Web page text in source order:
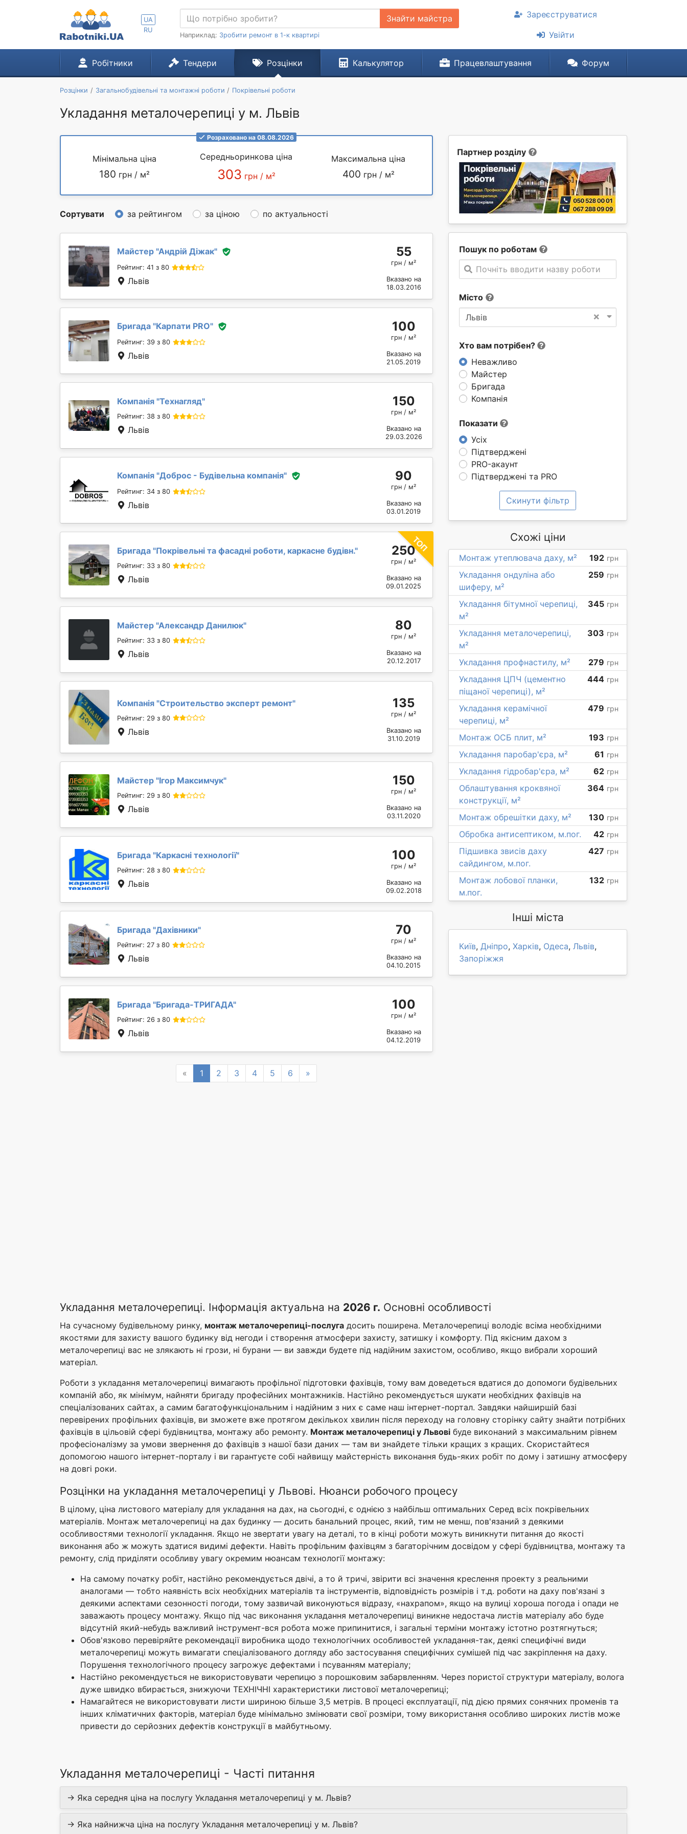
UA
RU
Знайти майстра
Наприклад: Зробити ремонт в 1-к квартирі
Зареєструватися
Увійти
Робітники Тендери Розцінки Калькулятор Працевлаштування Форум
Розцінки Загальнобудівельні та монтажні роботи Покрівельні роботи
Укладання металочерепиці у м. Львів
Партнер розділу
Пошук по роботам
Почніть вводити назву роботи
Місто
×
Львів
Хто вам потрібен?
Неважливо
Майстер
Бригада
Компанія
Показати
Усіх
Підтверджені
PRO-акаунт
Підтверджені та PRO
Скинути фільтр
Розраховано на 08.08.2026
Мінімальна ціна
180 грн / м²
Середньоринкова ціна
303 грн / м²
Максимальна ціна
400 грн / м²
Сортувати за рейтингом за ціною по актуальності
Майстер "Андрій Діжак"
Рейтинг: 41 з 80
Львів
55
грн / м²
Вказано на
18.03.2016
Бригада "Карпати PRO"
Рейтинг: 39 з 80
Львів
100
грн / м²
Вказано на
21.05.2019
Компанія "Технагляд"
Рейтинг: 38 з 80
Львів
150
грн / м²
Вказано на
29.03.2026
Компанія "Доброс - Будівельна компанія"
Рейтинг: 34 з 80
Львів
90
грн / м²
Вказано на
03.01.2019
Бригада "Покрівельні та фасадні роботи, каркасне будівн."
Рейтинг: 33 з 80
Львів
250
грн / м²
Вказано на
09.01.2025
Майстер "Александр Данилюк"
Рейтинг: 33 з 80
Львів
80
грн / м²
Вказано на
20.12.2017
Компанія "Строительство эксперт ремонт"
Рейтинг: 29 з 80
Львів
135
грн / м²
Вказано на
31.10.2019
Майстер "Ігор Максимчук"
Рейтинг: 29 з 80
Львів
150
грн / м²
Вказано на
03.11.2020
Бригада "Каркасні технології"
Рейтинг: 28 з 80
Львів
100
грн / м²
Вказано на
09.02.2018
Бригада "Дахівники"
Рейтинг: 27 з 80
Львів
70
грн / м²
Вказано на
04.10.2015
Бригада "Бригада-ТРИГАДА"
Рейтинг: 26 з 80
Львів
100
грн / м²
Вказано на
04.12.2019
« Previous
1 2 3 4 5 6 »
Схожі ціни
Монтаж утеплювача даху, м² 192 грн
Укладання ондуліна або
шиферу, м²
259 грн
Укладання бітумної черепиці,
м²
345 грн
Укладання металочерепиці,
м²
303 грн
Укладання профнастилу, м² 279 грн
Укладання ЦПЧ (цементно
піщаної черепиці), м²
444 грн
Укладання керамічної
черепиці, м²
479 грн
Монтаж ОСБ плит, м² 193 грн
Укладання паробар'єра, м² 61 грн
Укладання гідробар'єра, м² 62 грн
Облаштування кроквяної
конструкції, м²
364 грн
Монтаж обрешітки даху, м² 130 грн
Обробка антисептиком, м.пог. 42 грн
Підшивка звисів даху
сайдингом, м.пог.
427 грн
Монтаж лобової планки,
м.пог.
132 грн
Інші міста
Київ, Дніпро, Харків, Одеса, Львів,
Запоріжжя
Укладання металочерепиці. Інформація актуальна на 2026 г. Основні особливості
На сучасному будівельному ринку, монтаж металочерепиці-послуга досить поширена. Металочерепиці володіє всіма необхідними
якостями для захисту вашого будинку від негоди і створення атмосфери захисту, затишку і комфорту. Під якісним дахом з
металочерепиці вас не злякають ні грози, ні бурани — ви завжди будете під надійним захистом, особливо, якщо вибрали хороший
матеріал.
Роботи з укладання металочерепиці вимагають профільної підготовки фахівців, тому вам доведеться вдатися до допомоги будівельних
компаній або, як мінімум, найняти бригаду професійних монтажників. Настійно рекомендується шукати необхідних фахівців на
спеціалізованих сайтах, а самим багатофункціональним і надійним з них є саме наш інтернет-портал. Завдяки найширшій базі
перевірених профільних фахівців, ви зможете вже протягом декількох хвилин після переходу на головну сторінку сайту знайти потрібних
фахівців в цільовій сфері будівництва, монтажу або ремонту. Монтаж металочерепиці у Львові буде виконаний з максимальним рівнем
професіоналізму за умови звернення до фахівців з нашої бази даних — там ви знайдете тільки кращих з кращих. Скористайтеся
допомогою нашого інтернет-порталу і ви гарантуєте собі найвищу майстерність виконання будь-яких робіт по дому і затишну атмосферу
на довгі роки.
Розцінки на укладання металочерепиці у Львові. Нюанси робочого процесу
В цілому, ціна листового матеріалу для укладання на дах, на сьогодні, є однією з найбільш оптимальних Серед всіх покрівельних
матеріалів. Монтаж металочерепиці на дах будинку — досить банальний процес, який, тим не менш, пов'язаний з деякими
особливостями технології укладання. Якщо не звертати увагу на деталі, то в кінці роботи можуть виникнути питання до якості
виконання або ж можуть здатися видимі дефекти. Навіть профільним фахівцям з багаторічним досвідом у сфері будівництва, монтажу та
ремонту, слід приділяти особливу увагу окремим нюансам технології монтажу:
На самому початку робіт, настійно рекомендується двічі, а то й тричі, звірити всі значення креслення проекту з реальними
аналогами — тобто наявність всіх необхідних матеріалів та інструментів, відповідність розмірів і т.д. роботи на даху пов'язані з
деякими аспектами сезонності погоди, тому зазвичай виконуються відразу, «нахрапом», якщо на вулиці хороша погода і опади не
заважають процесу монтажу. Якщо під час виконання укладання металочерепиці виникне недостача листів матеріалу або буде
відсутній який-небудь важливий інструмент-вся робота може припинитися, і загальні терміни монтажу істотно розтягнуться;
Обов'язково перевіряйте рекомендації виробника щодо технологічних особливостей укладання-так, деякі специфічні види
металочерепиці можуть вимагати спеціалізованого догляду або застосування специфічних сумішей під час закріплення на даху.
Порушення технологічного процесу загрожує дефектами і псуванням матеріалу;
Настійно рекомендується не використовувати черепицю з порошковим забарвленням. Через пористої структури матеріалу, волога
дуже швидко вбирається, знижуючи ТЕХНІЧНІ характеристики листової металочерепиці;
Намагайтеся не використовувати листи шириною більше 3,5 метрів. В процесі експлуатації, під дією прямих сонячних променів та
інших кліматичних факторів, матеріал буде мінімально змінювати свої розміри, тому використання особливо широких листів може
привести до серйозних дефектів конструкції в майбутньому.
Укладання металочерепиці - Часті питання
→ Яка середня ціна на послугу Укладання металочерепиці у м. Львів?
→ Яка найнижча ціна на послугу Укладання металочерепиці у м. Львів?